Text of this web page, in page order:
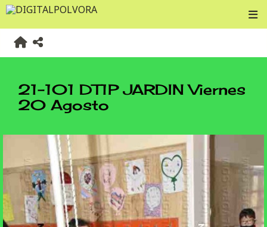
21-101 DT1P JARDIN Viernes
20 Agosto